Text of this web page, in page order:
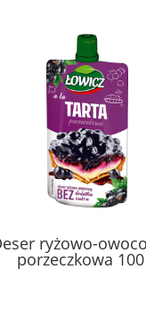
ryżowo-
porzeczkowa